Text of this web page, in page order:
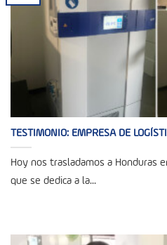
TESTIMONIO: EMPRESA DE
Hoy nos trasladamos a Honduras
que se dedica a la...